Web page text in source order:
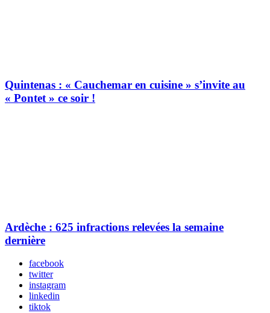
Quintenas : « Cauchemar en cuisine » s’invite au
« Pontet » ce soir !
Ardèche : 625 infractions relevées la semaine
dernière
facebook
twitter
instagram
linkedin
tiktok